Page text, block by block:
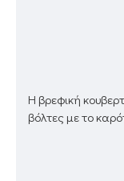
Η βρεφική
βόλτες με το